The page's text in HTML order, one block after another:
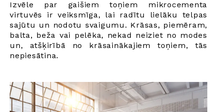
Izvēle par gaišiem toņiem mikrocementa
virtuvēs ir veiksmīga, lai radītu lielāku telpas
sajūtu un nodotu svaigumu. Krāsas, piemēram,
balta, beža vai pelēka, nekad neiziet no modes
un, atšķirībā no krāsainākajiem toņiem, tās
nepiesātina.